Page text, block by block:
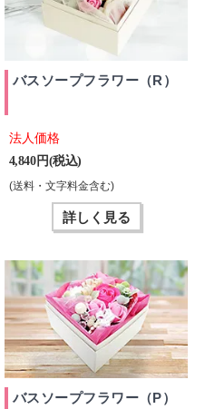
バスソープフラワー（R）
法人価格
4,840 円(税込)
(送料・文字料金含む)
詳しく見る
バスソープフラワー（P）